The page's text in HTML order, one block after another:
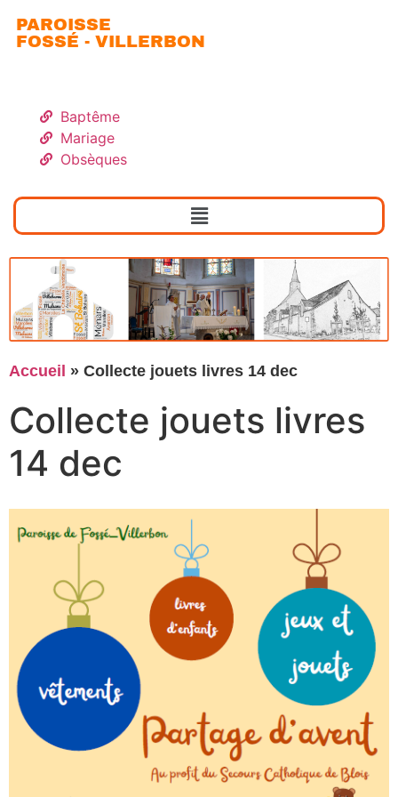
PAROISSE
FOSSÉ - VILLERBON
Baptême
Mariage
Obsèques
Accueil » Collecte jouets livres 14 dec
Collecte jouets livres
14 dec